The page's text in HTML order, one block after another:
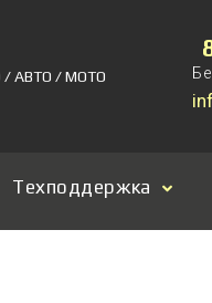
/ АВТО / МОТО
Техподдержка